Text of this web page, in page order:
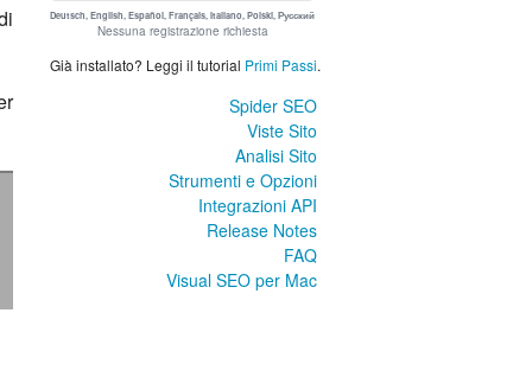
Deutsch, English, Español, Français, Italiano, Polski, Русский
Nessuna registrazione richiesta
Già installato? Leggi il tutorial Primi Passi.
Spider SEO
Viste Sito
Analisi Sito
Strumenti e Opzioni
Integrazioni API
Release Notes
FAQ
Visual SEO per Mac